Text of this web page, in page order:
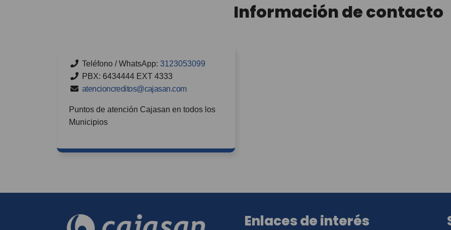
establecen cuáles son datos sensibles. Así
Información de contacto
Teléfono / WhatsApp: 3123053099
PBX: 6434444 EXT 4333
atencioncreditos@cajasan.com
Puntos de atención Cajasan en todos los
Municipios
Enlaces de interés